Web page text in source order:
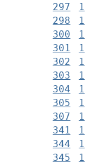
297
1
298
1
300
1
301
1
302
1
303
1
304
1
305
1
307
1
341
1
344
1
345
1